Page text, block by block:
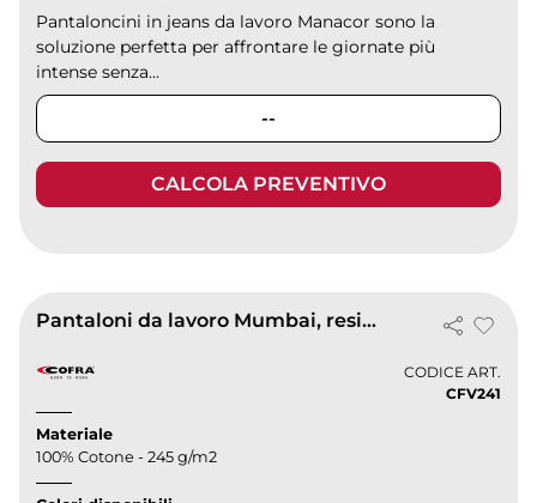
Pantaloncini in jeans da lavoro Manacor sono la
soluzione perfetta per affrontare le giornate più
intense senza...
--
CALCOLA PREVENTIVO
Pantaloni da lavoro Mumbai, resistenti e comodi
CODICE ART.
CFV241
Materiale
100% Cotone - 245 g/m2